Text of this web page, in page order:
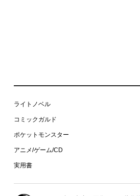
ライトノベル
コミックガルド
ポケットモンスター
アニメ/ゲーム/CD
実用書